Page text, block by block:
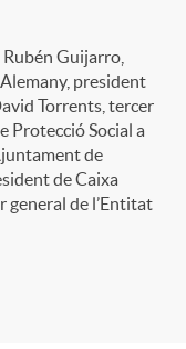
Rubén Guijarro,
president
Torrents, tercer
Protecció Social a
de
de Caixa
general de l’Entitat